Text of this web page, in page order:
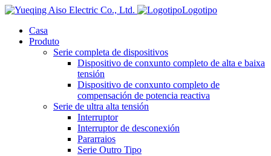
Logotipo
Casa
Produto
Serie completa de dispositivos
Dispositivo de conxunto completo de alta e baixa
tensión
Dispositivo de conxunto completo de
compensación de potencia reactiva
Serie de ultra alta tensión
Interruptor
Interruptor de desconexión
Pararraios
Serie Outro Tipo